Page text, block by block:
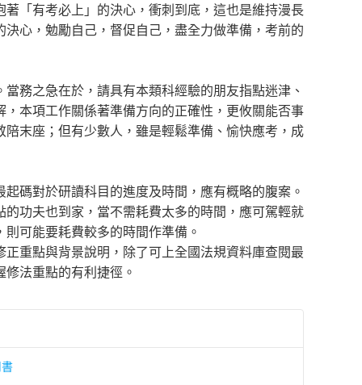
「有考必上」的決心，衝刺到底，這也是維持漫長
心，勉勵自己，督促自己，盡全力做準備，考前的
務之急在於，請具有本類科經驗的朋友指點迷津、
本項工作關係著準備方向的正確性，更攸關能否事
末座；但有少數人，雖是輕鬆準備、愉快應考，成
碼對於研讀科目的進度及時間，應有概略的腹案。
功夫也到家，當不需耗費太多的時間，應可駕輕就
可能要耗費較多的時間作準備。
重點與背景說明，除了可上全國法規資料庫查閱最
法重點的有利捷徑。